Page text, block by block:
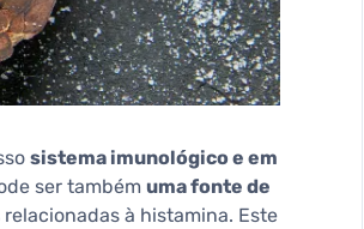
sistema imunológico e em
ser também uma fonte de
à histamina. Este